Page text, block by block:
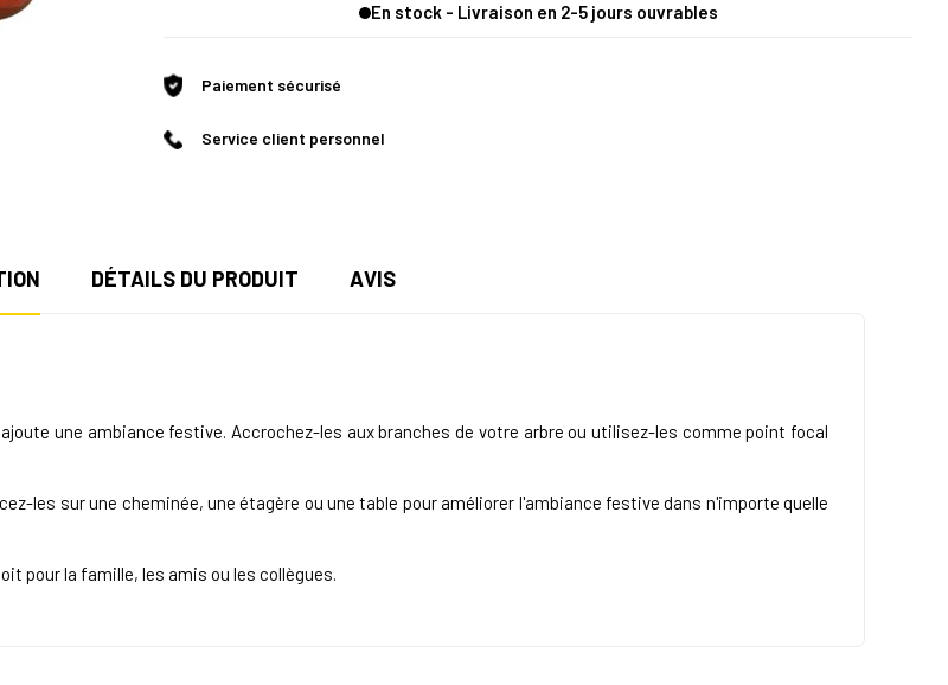
En stock - Livraison en 2-5 jours ouvrables
Paiement sécurisé
Service client personnel
DÉTAILS DU PRODUIT AVIS
une ambiance festive. Accrochez-les aux branches de votre arbre ou utilisez-les comme point focal
les sur une cheminée, une étagère ou une table pour améliorer l'ambiance festive dans n'importe quelle
pour la famille, les amis ou les collègues.